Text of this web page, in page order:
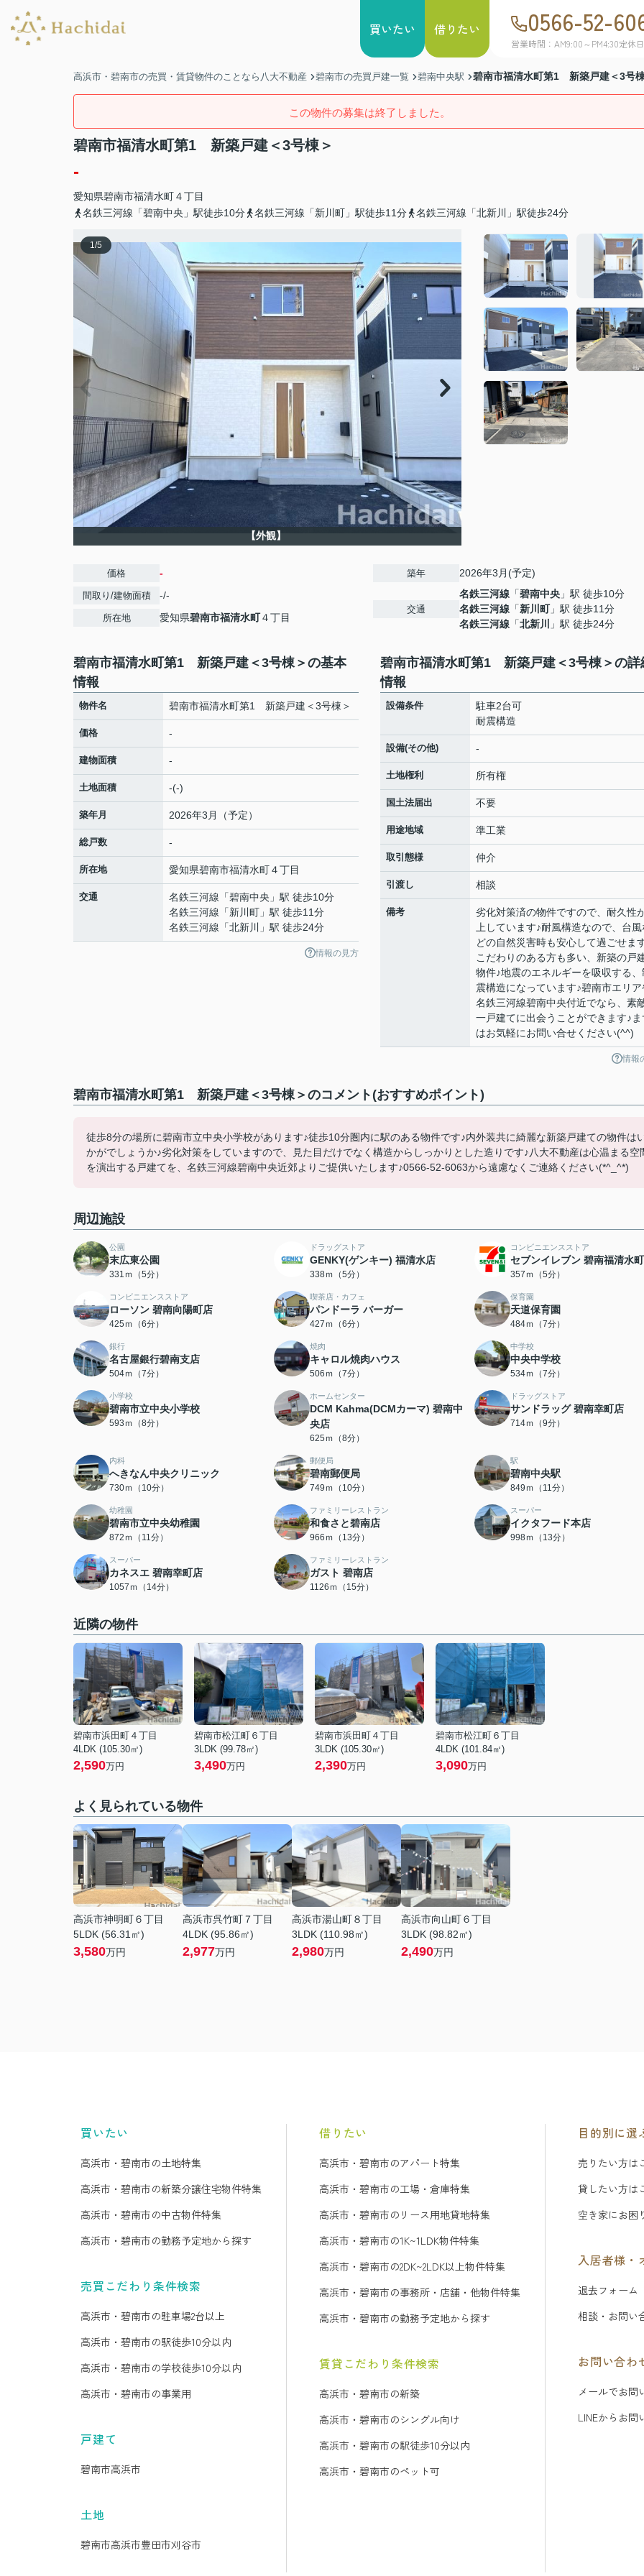
買いたい 借りたい 0566-52-
営業時間：AM9:00～PM4:30定休
高浜市・碧南市の売買・賃貸物件のことなら八大不動産 碧南市の売買戸建一覧 碧南中央駅 碧南市福清水町第1 新築戸建＜3号
この物件の募集は終了しました。
碧南市福清水町第1 新築戸建＜3号棟＞
-
愛知県碧南市福清水町４丁目
名鉄三河線「碧南中央」駅徒歩10分
名鉄三河線「新川町」駅徒歩11分 名鉄三河線「北新川」駅徒歩24分
1/5
【外観】
価格 -
間取り/建物面積 -/-
所在地 愛知県碧南市福清水町４丁目
築年 2026年3月(予定)
交通
名鉄三河線 「碧南中央 」駅 徒歩10分
名鉄三河線 「新川町」駅 徒歩11分
名鉄三河線 「北新川 」駅 徒歩24分
碧南市福清水町第1 新築戸建＜3号棟＞の基本
情報
物件名 碧南市福清水町第1 新築戸建＜3号棟＞
価格 -
建物面積 -
土地面積 -(-)
築年月 2026年3月（予定）
総戸数 -
所在地 愛知県碧南市福清水町４丁目
交通 名鉄三河線 「碧南中央 」駅 徒歩10分
名鉄三河線 「新川町 」駅 徒歩11分
名鉄三河線 「北新川 」駅 徒歩24分
情報の見方
碧南市福清水町第1 新築戸建＜3号棟＞の詳
情報
設備条件
駐車2台可
耐震構造
設備(その他) -
土地権利 所有権
国土法届出 不要
用途地域 準工業
取引態様 仲介
引渡し 相談
備考
劣化対策済の物件ですので、耐久性
上しています♪耐風構造なので、台風
どの自然災害時も安心して過ごせま
こだわりのある方も多い、新築の戸
物件♪地震のエネルギーを吸収する、
震構造になっています♪碧南市エリア
名鉄三河線碧南中央付近でなら、素
一戸建てに出会うことができます♪ま
はお気軽にお問い合せください(^^)
情報
碧南市福清水町第1 新築戸建＜3号棟＞のコメント(おすすめポイント)
徒歩8分の場所に碧南市立中央小学校があります♪徒歩10分圏内に駅のある物件です♪内外装共に綺麗な新築戸建ての物件は
かがでしょうか♪劣化対策をしていますので、見た目だけでなく構造からしっかりとした造りです♪八大不動産は心温まる空
を演出する戸建てを、名鉄三河線碧南中央近郊よりご提供いたします♪0566-52-6063から遠慮なくご連絡ください(*^_^*)
周辺施設
公園
末広東公園
331ｍ（5分）
ドラッグストア
GENKY(ゲンキー) 福清水店
338ｍ（5分）
コンビニエンスストア
セブンイレブン 碧南福清水
357ｍ（5分）
コンビニエンスストア
ローソン 碧南向陽町店
425ｍ（6分）
喫茶店・カフェ
パンドーラ バーガー
427ｍ（6分）
保育園
天道保育園
484ｍ（7分）
銀行
名古屋銀行碧南支店
504ｍ（7分）
焼肉
キャロル焼肉ハウス
506ｍ（7分）
中学校
中央中学校
534ｍ（7分）
小学校
碧南市立中央小学校
593ｍ（8分）
ホームセンター
DCM Kahma(DCMカーマ) 碧南中
央店
625ｍ（8分）
ドラッグストア
サンドラッグ 碧南幸町店
714ｍ（9分）
内科
へきなん中央クリニック
730ｍ（10分）
郵便局
碧南郵便局
749ｍ（10分）
駅
碧南中央駅
849ｍ（11分）
幼稚園
碧南市立中央幼稚園
872ｍ（11分）
ファミリーレストラン
和食さと碧南店
966ｍ（13分）
スーパー
イクタフード本店
998ｍ（13分）
スーパー
カネスエ 碧南幸町店
1057ｍ（14分）
ファミリーレストラン
ガスト 碧南店
1126ｍ（15分）
近隣の物件
碧南市浜田町４丁目
4LDK (105.30㎡)
2,590万円
碧南市松江町６丁目
3LDK (99.78㎡)
3,490万円
碧南市浜田町４丁目
3LDK (105.30㎡)
2,390万円
碧南市松江町６丁目
4LDK (101.84㎡)
3,090万円
よく見られている物件
高浜市神明町６丁目
5LDK (56.31㎡)
3,580万円
高浜市呉竹町７丁目
4LDK (95.86㎡)
2,977万円
高浜市湯山町８丁目
3LDK (110.98㎡)
2,980万円
高浜市向山町６丁目
3LDK (98.82㎡)
2,490万円
買いたい
高浜市・碧南市の土地特集
高浜市・碧南市の新築分譲住宅物件特集
高浜市・碧南市の中古物件特集
高浜市・碧南市の勤務予定地から探す
売買こだわり条件検索
高浜市・碧南市の駐車場2台以上
高浜市・碧南市の駅徒歩10分以内
高浜市・碧南市の学校徒歩10分以内
高浜市・碧南市の事業用
戸建て
碧南市高浜市
土地
碧南市高浜市豊田市刈谷市
借りたい
高浜市・碧南市のアパート特集
高浜市・碧南市の工場・倉庫特集
高浜市・碧南市のリース用地貸地特集
高浜市・碧南市の1K~1LDK物件特集
高浜市・碧南市の2DK~2LDK以上物件特集
高浜市・碧南市の事務所・店舗・他物件特集
高浜市・碧南市の勤務予定地から探す
賃貸こだわり条件検索
高浜市・碧南市の新築
高浜市・碧南市のシングル向け
高浜市・碧南市の駅徒歩10分以内
高浜市・碧南市のペット可
目的別に選
売りたい方は
貸したい方は
空き家にお困
入居者様・
退去フォーム
相談・お問い
お問い合わ
メールでお問
LINEからお問